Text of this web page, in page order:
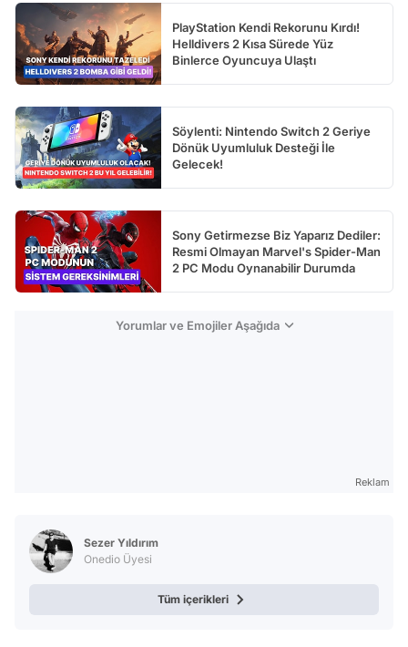
PlayStation Kendi Rekorunu Kırdı!
Helldivers 2 Kısa Sürede Yüz
Binlerce Oyuncuya Ulaştı
Söylenti: Nintendo Switch 2 Geriye
Dönük Uyumluluk Desteği İle
Gelecek!
Sony Getirmezse Biz Yaparız Dediler:
Resmi Olmayan Marvel's Spider-Man
2 PC Modu Oynanabilir Durumda
Yorumlar ve Emojiler Aşağıda
Reklam
Sezer Yıldırım
Onedio Üyesi
Tüm içerikleri